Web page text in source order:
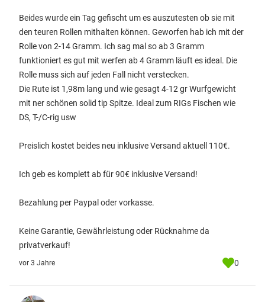
Beides wurde ein Tag gefischt um es auszutesten ob sie mit
den teuren Rollen mithalten können. Geworfen hab ich mit der
Rolle von 2-14 Gramm. Ich sag mal so ab 3 Gramm
funktioniert es gut mit werfen ab 4 Gramm läuft es ideal. Die
Rolle muss sich auf jeden Fall nicht verstecken.
Die Rute ist 1,98m lang und wie gesagt 4-12 gr Wurfgewicht
mit ner schönen solid tip Spitze. Ideal zum RIGs Fischen wie
DS, T-/C-rig usw
Preislich kostet beides neu inklusive Versand aktuell 110€.
Ich geb es komplett ab für 90€ inklusive Versand!
Bezahlung per Paypal oder vorkasse.
Keine Garantie, Gewährleistung oder Rücknahme da
privatverkauf!
vor 3 Jahre 0